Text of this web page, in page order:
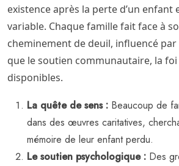
existence après la perte d’un
variable. Chaque famille fait face à
cheminement de deuil, influencé
que le soutien communautaire, la
disponibles.
La quête de sens : Beaucoup de
dans des œuvres caritatives,
mémoire de leur enfant perdu.
Le soutien psychologique : Des